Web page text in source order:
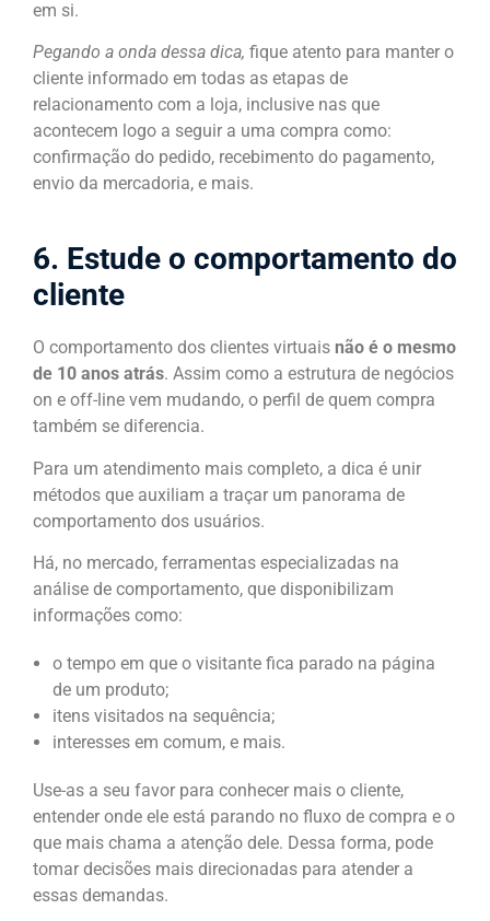
em si.
Pegando a onda dessa dica, fique atento para manter o
cliente informado em todas as etapas de
relacionamento com a loja, inclusive nas que
acontecem logo a seguir a uma compra como:
confirmação do pedido, recebimento do pagamento,
envio da mercadoria, e mais.
6. Estude o comportamento do
cliente
O comportamento dos clientes virtuais não é o mesmo
de 10 anos atrás. Assim como a estrutura de negócios
on e off-line vem mudando, o perfil de quem compra
também se diferencia.
Para um atendimento mais completo, a dica é unir
métodos que auxiliam a traçar um panorama de
comportamento dos usuários.
Há, no mercado, ferramentas especializadas na
análise de comportamento, que disponibilizam
informações como:
o tempo em que o visitante fica parado na página
de um produto;
itens visitados na sequência;
interesses em comum, e mais.
Use-as a seu favor para conhecer mais o cliente,
entender onde ele está parando no fluxo de compra e o
que mais chama a atenção dele. Dessa forma, pode
tomar decisões mais direcionadas para atender a
essas demandas.